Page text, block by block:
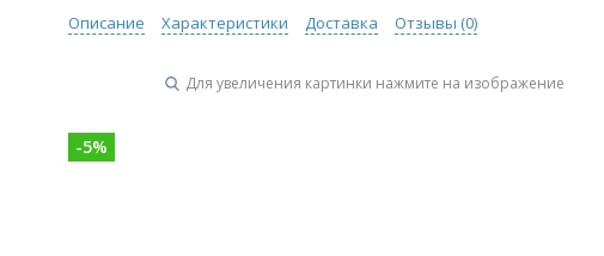
Описание Характеристики Доставка Отзывы (0)
-5%
Для увеличения картинки нажмите на изображение